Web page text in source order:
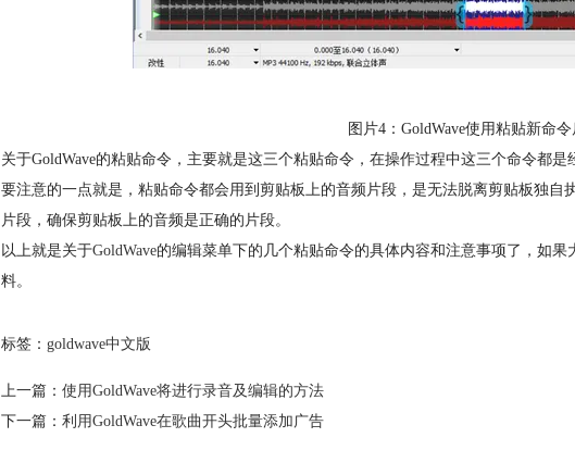
图片4：GoldWave使用粘贴新命
关于GoldWave的粘贴命令，主要就是这三个粘贴命令，在操作过程中这三个命令都
要注意的一点就是，粘贴命令都会用到剪贴板上的音频片段，是无法脱离剪贴板独
片段，确保剪贴板上的音频是正确的片段。
以上就是关于GoldWave的编辑菜单下的几个粘贴命令的具体内容和注意事项了，如
料。
标签：goldwave中文版
上一篇：使用GoldWave将进行录音及编辑的方法
下一篇：利用GoldWave在歌曲开头批量添加广告